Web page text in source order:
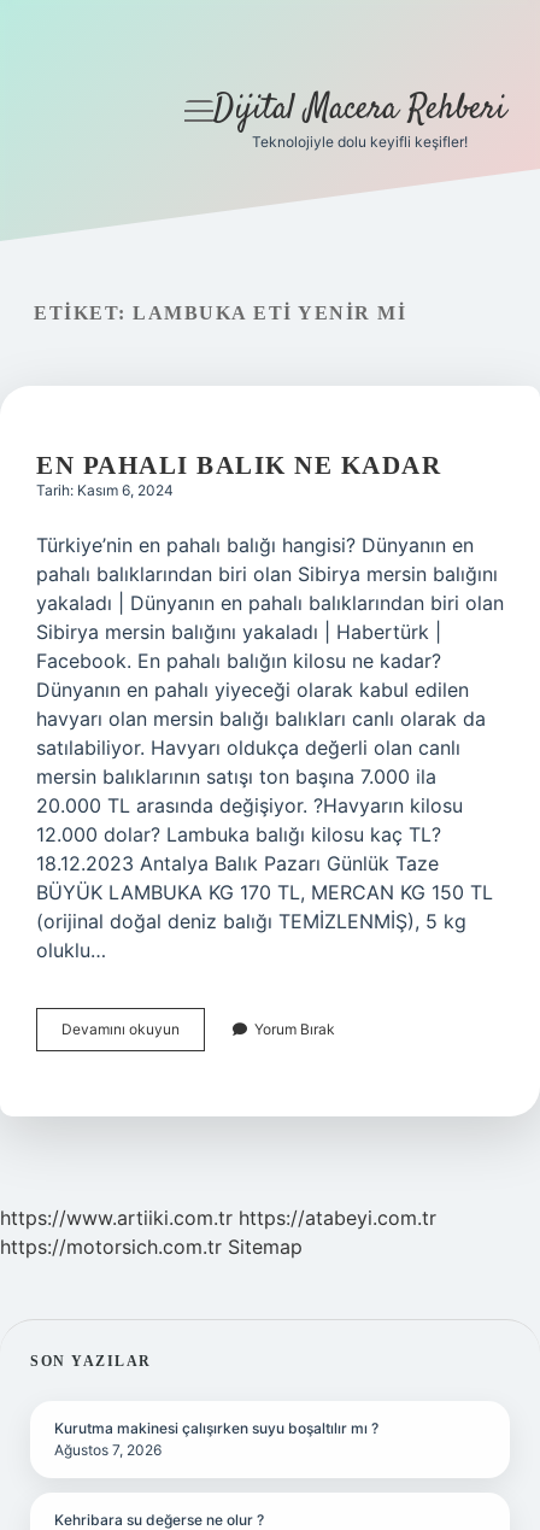
Gizlilik Politikası
menüyü
Dijital Macera Rehberi
Teknolojiyle dolu keyifli keşifler!
ETIKET: LAMBUKA ETI YENIR MI
EN PAHALI BALIK NE KADAR
Tarih: Kasım 6, 2024
Türkiye’nin en pahalı balığı hangisi? Dünyanın en
pahalı balıklarından biri olan Sibirya mersin balığını
yakaladı | Dünyanın en pahalı balıklarından biri olan
Sibirya mersin balığını yakaladı | Habertürk |
Facebook. En pahalı balığın kilosu ne kadar?
Dünyanın en pahalı yiyeceği olarak kabul edilen
havyarı olan mersin balığı balıkları canlı olarak da
satılabiliyor. Havyarı oldukça değerli olan canlı
mersin balıklarının satışı ton başına 7.000 ila
20.000 TL arasında değişiyor. ?Havyarın kilosu
12.000 dolar? Lambuka balığı kilosu kaç TL?
18.12.2023 Antalya Balık Pazarı Günlük Taze
BÜYÜK LAMBUKA KG 170 TL, MERCAN KG 150 TL
(orijinal doğal deniz balığı TEMİZLENMİŞ), 5 kg
oluklu…
Devamını okuyun
Pahalı
Kadar
Yorum Bırak
https://www.artiiki.com.tr https://atabeyi.com.tr
https://motorsich.com.tr Sitemap
SIDEBAR
SON YAZILAR
Kurutma makinesi çalışırken suyu boşaltılır mı ?
Ağustos 7, 2026
Kehribara su değerse ne olur ?